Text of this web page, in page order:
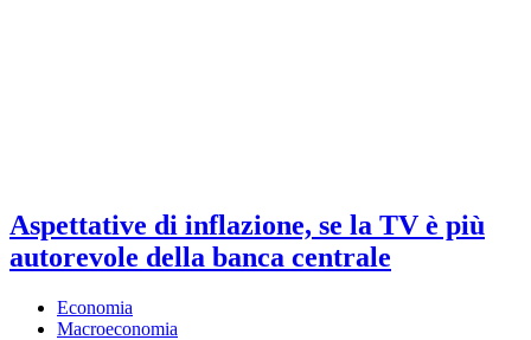
Aspettative di inflazione, se la TV è più
autorevole della banca centrale
Economia
Macroeconomia